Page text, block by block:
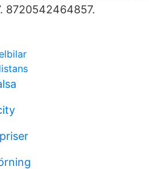
8720542464857.